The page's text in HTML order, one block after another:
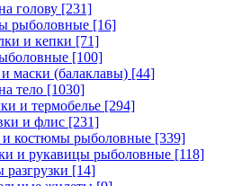
голову [231]
рыболовные [16]
и кепки [71]
[100]
маски (балаклавы) [44]
тело [1030]
и термобелье [294]
и флис [231]
и костюмы рыболовные [339]
и рукавицы рыболовные [118]
[14]